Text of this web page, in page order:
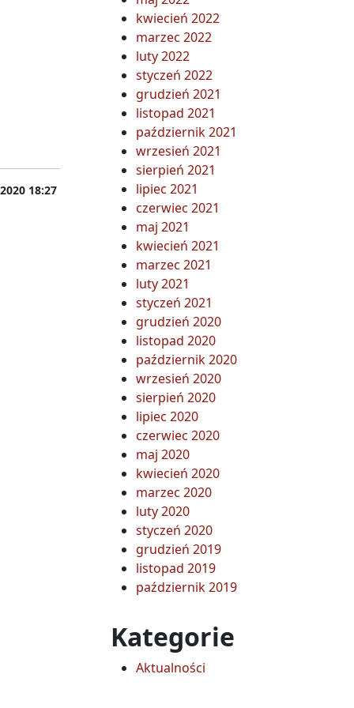
18:27
miejskiej dla linii 8, 12, 14
kwiecień 2022
marzec 2022
luty 2022
styczeń 2022
grudzień 2021
listopad 2021
październik 2021
wrzesień 2021
sierpień 2021
lipiec 2021
czerwiec 2021
maj 2021
kwiecień 2021
marzec 2021
luty 2021
styczeń 2021
grudzień 2020
listopad 2020
październik 2020
wrzesień 2020
sierpień 2020
lipiec 2020
czerwiec 2020
maj 2020
kwiecień 2020
marzec 2020
luty 2020
styczeń 2020
grudzień 2019
listopad 2019
październik 2019
Kategorie
Aktualności